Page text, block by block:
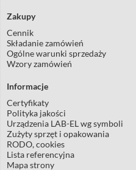
Zakupy
Cennik
Składanie zamówień
Ogólne warunki sprzedaży
Wzory zamówień
Informacje
Certyfikaty
Polityka jakości
Urządzenia LAB-EL wg symboli
Zużyty sprzęt i opakowania
RODO, cookies
Lista referencyjna
Mapa strony